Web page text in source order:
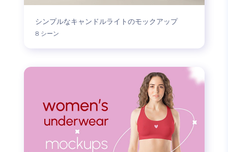
シンプルなキャンドルライトのモックアップ
8 シーン